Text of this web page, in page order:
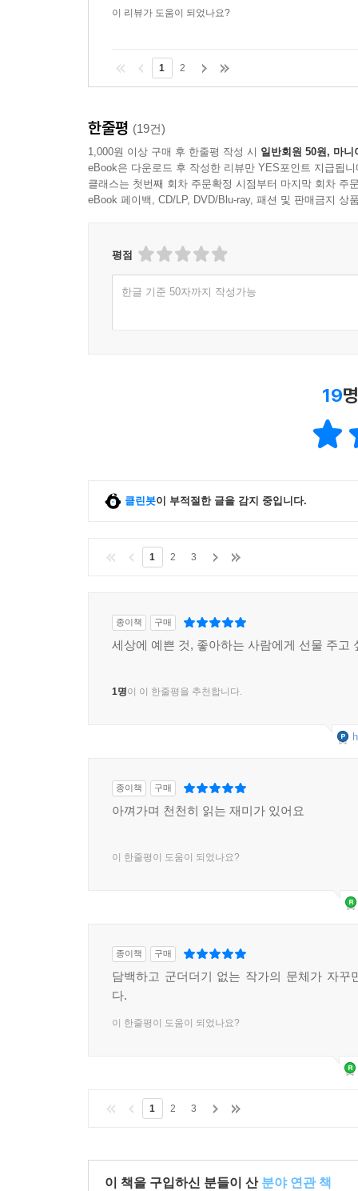
이 리뷰가 도움이 되었나요?
1 2
한줄평 (19건)
1,000원 이상 구매 후 한줄평 작성 시 일반회원 50원, 마니
eBook은 다운로드 후 작성한 리뷰만 YES포인트 지급됩니
클래스는 첫번째 회차 주문확정 시점부터 마지막 회차 주
eBook 페이백, CD/LP, DVD/Blu-ray, 패션 및 판매금지 상
평점
한글 기준 50자까지 작성가능
19
클린봇이 부적절한 글을 감지 중입니다.
1 2 3
종이책 구매
세상에 예쁜 것, 좋아하는 사람에게 선물 주고
1명이 이 한줄평을 추천합니다.
종이책 구매
아껴가며 천천히 읽는 재미가 있어요
이 한줄평이 도움이 되었나요?
종이책 구매
담백하고 군더더기 없는 작가의 문체가 자꾸
다.
이 한줄평이 도움이 되었나요?
1 2 3
이 책을 구입하신 분들이 산 분야 연관 책